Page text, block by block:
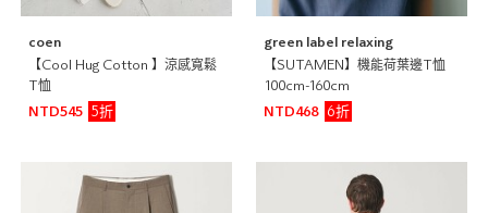
coen
【Cool Hug Cotton 】涼感寬鬆
T恤
NTD545
5折
green label relaxing
【SUTAMEN】機能荷葉邊T恤
100cm-160cm
NTD468
6折